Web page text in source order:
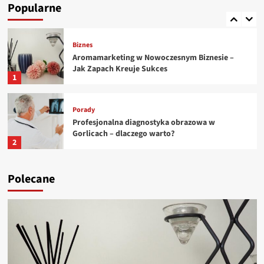
Popularne
5
1
Biznes
Aromamarketing w Nowoczesnym Biznesie –
Jak Zapach Kreuje Sukces
2
Porady
Profesjonalna diagnostyka obrazowa w
Gorlicach – dlaczego warto?
nowoczesne wsparcie dla Twojego zdrowia
Porady
Nowoczesne rozwiązania technologiczne w
Polecane